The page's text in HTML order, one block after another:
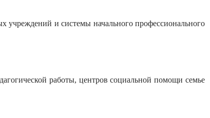
учреждений и системы начального профессионального
работы, центров социальной помощи семье